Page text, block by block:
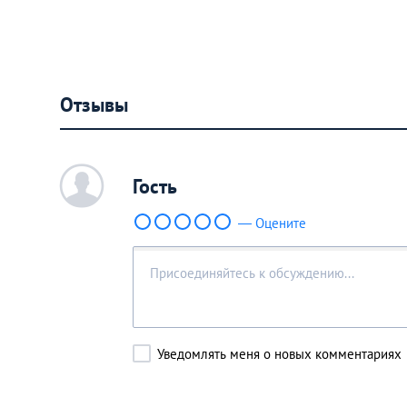
Отзывы
c Гость
— Оцените
Уведомлять меня о новых комментариях